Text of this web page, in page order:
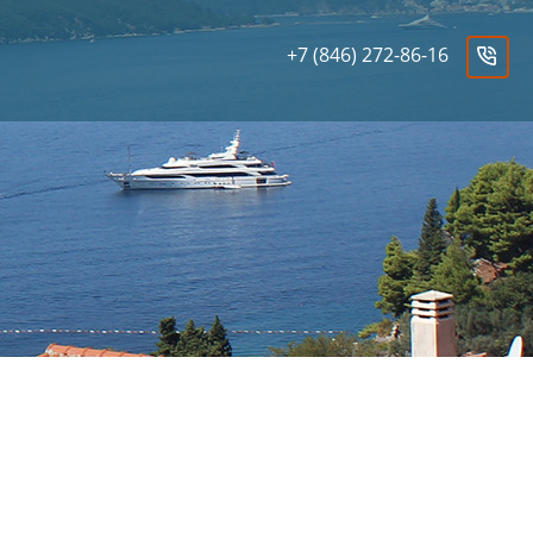
+7 (846) 272-86-16